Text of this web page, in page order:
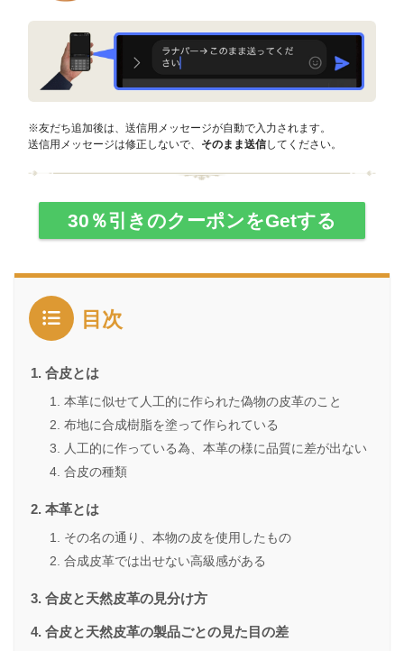
※友だち追加後は、送信用メッセージが自動で入力されます。
送信用メッセージは修正しないで、 そのまま送信してください。
30％引きのクーポンをGetする
目次
合皮とは
本革に似せて人工的に作られた偽物の皮革のこと
布地に合成樹脂を塗って作られている
人工的に作っている為、本革の様に品質に差が出ない
合皮の種類
本革とは
その名の通り、本物の皮を使用したもの
合成皮革では出せない高級感がある
合皮と天然皮革の見分け方
合皮と天然皮革の製品ごとの見た目の差